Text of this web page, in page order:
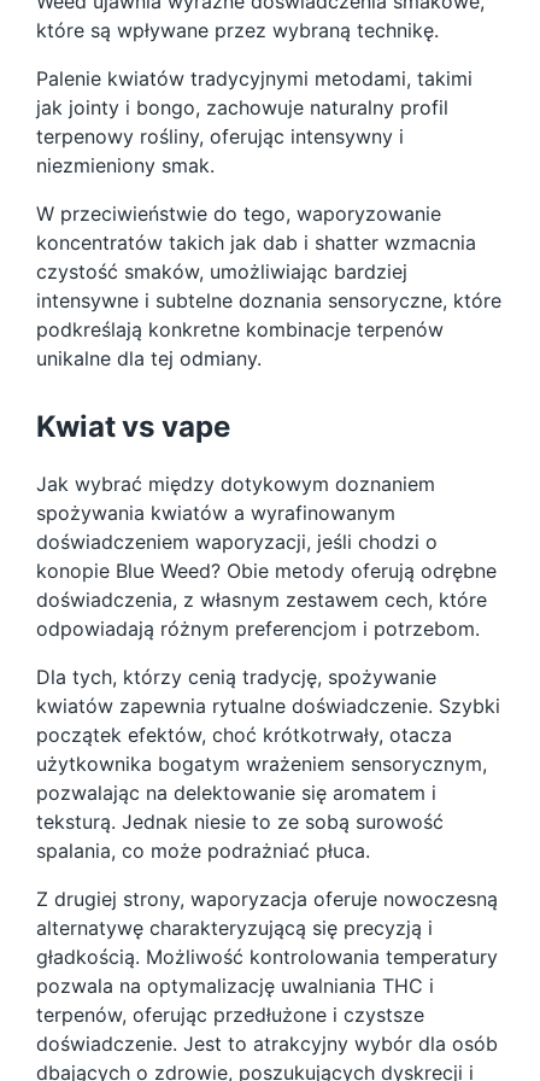
które są wpływane przez wybraną technikę.
Palenie kwiatów tradycyjnymi metodami, takimi
jak jointy i bongo, zachowuje naturalny profil
terpenowy rośliny, oferując intensywny i
niezmieniony smak.
W przeciwieństwie do tego, waporyzowanie
koncentratów takich jak dab i shatter wzmacnia
czystość smaków, umożliwiając bardziej
intensywne i subtelne doznania sensoryczne, które
podkreślają konkretne kombinacje terpenów
unikalne dla tej odmiany.
Kwiat vs vape
Jak wybrać między dotykowym doznaniem
spożywania kwiatów a wyrafinowanym
doświadczeniem waporyzacji, jeśli chodzi o
konopie Blue Weed? Obie metody oferują odrębne
doświadczenia, z własnym zestawem cech, które
odpowiadają różnym preferencjom i potrzebom.
Dla tych, którzy cenią tradycję, spożywanie
kwiatów zapewnia rytualne doświadczenie. Szybki
początek efektów, choć krótkotrwały, otacza
użytkownika bogatym wrażeniem sensorycznym,
pozwalając na delektowanie się aromatem i
teksturą. Jednak niesie to ze sobą surowość
spalania, co może podrażniać płuca.
Z drugiej strony, waporyzacja oferuje nowoczesną
alternatywę charakteryzującą się precyzją i
gładkością. Możliwość kontrolowania temperatury
pozwala na optymalizację uwalniania THC i
terpenów, oferując przedłużone i czystsze
doświadczenie. Jest to atrakcyjny wybór dla osób
dbających o zdrowie, poszukujących dyskrecji i